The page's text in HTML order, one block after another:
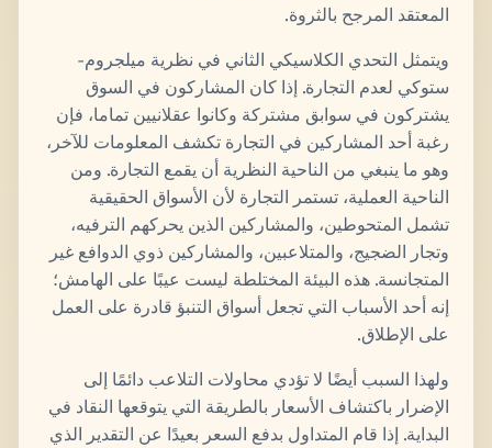
المعتقد المرجح بالثروة.
ويتمثل التحدي الكلاسيكي الثاني في نظرية ميلجروم-
ستوكي لعدم التجارة. إذا كان المشاركون في السوق
يشتركون في سوابق مشتركة وكانوا عقلانيين تماما، فإن
رغبة أحد المشاركين في التجارة تكشف المعلومات للآخر،
وهو ما ينبغي من الناحية النظرية أن يقمع التجارة. ومن
الناحية العملية، تستمر التجارة لأن الأسواق الحقيقية
تشمل المتحوطين، والمشاركين الذين يحركهم الترفيه،
وتجار الضجيج، والمتلاعبين، والمشاركين ذوي الدوافع غير
المتجانسة. هذه البيئة المختلطة ليست عيبًا على الهامش؛
إنه أحد الأسباب التي تجعل أسواق التنبؤ قادرة على العمل
على الإطلاق.
ولهذا السبب أيضًا لا تؤدي محاولات التلاعب دائمًا إلى
الإضرار باكتشاف الأسعار بالطريقة التي يتوقعها النقاد في
البداية. إذا قام المتداول بدفع السعر بعيدًا عن التقدير الذي